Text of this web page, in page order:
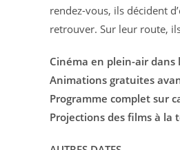
rendez-vous, ils décident
retrouver. Sur leur route,
Cinéma en plein-air dans
Animations gratuites
Programme complet sur
Projections des films à la